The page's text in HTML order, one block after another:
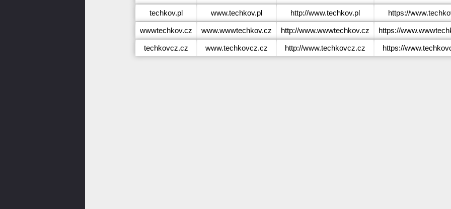
techkov.pl www.techkov.pl http://www.techkov.pl https://
wwwtechkov.cz www.wwwtechkov.cz http://www.wwwtechkov.cz https://
techkovcz.cz www.techkovcz.cz http://www.techkovcz.cz https://